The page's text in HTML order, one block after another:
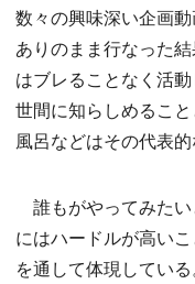
数々の興味深い企画
ありのまま行なった
はブレることなく活
世間に知らしめるこ
風呂などはその代表
誰もがやってみた
にはハードルが高い
を通して体現してい